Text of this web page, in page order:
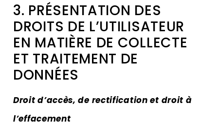
3. PRÉSENTATION DES
DROITS DE L’UTILISATEUR
EN MATIÈRE DE COLLECTE
ET TRAITEMENT DE
DONNÉES
Droit d’accès, de rectification et droit à
l’effacement